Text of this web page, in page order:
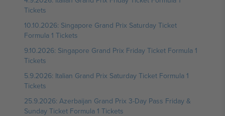
Tickets
10.10.2026: Singapore Grand Prix Saturday Ticket
Formula 1 Tickets
9.10.2026: Singapore Grand Prix Friday Ticket Formula 1
Tickets
5.9.2026: Italian Grand Prix Saturday Ticket Formula 1
Tickets
25.9.2026: Azerbaijan Grand Prix 3-Day Pass Friday &
Sunday Ticket Formula 1 Tickets